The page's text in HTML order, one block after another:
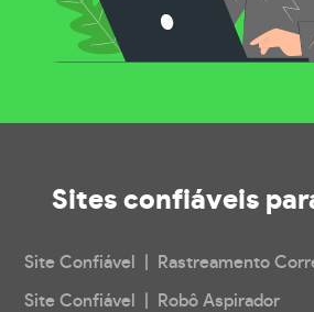
Sites confiáveis
Site Confiável | Rastreamento
Site Confiável | Robô Aspirador